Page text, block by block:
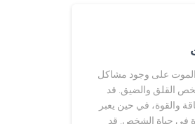
على وجود مشاكل
القلق والضيق. قد
والقوة، في حين يعبر
في حياة الشخص. قد